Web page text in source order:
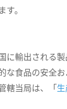
。
輸出される
な食品の安全
轄当局は、「